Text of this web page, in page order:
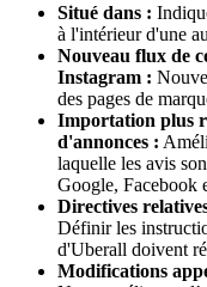
Situé dans :
à l'intérieur d'une
Nouveau flux de
Instagram :
des pages de
Importation plus
d'annonces :
laquelle les avis
Google, Facebook
Directives
Définir les
d'Uberall doivent
Modifications